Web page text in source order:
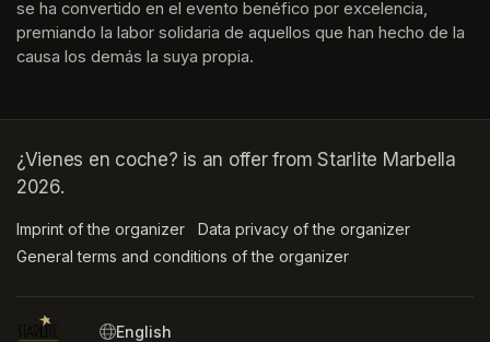
se ha convertido en el evento benéfico por excelencia,
premiando la labor solidaria de aquellos que han hecho de la
causa los demás la suya propia.
¿Vienes en coche? is an offer from Starlite Marbella
2026.
Imprint of the organizer (opens in a new tab)
Data privacy of the organizer
General terms and conditions of the organizer